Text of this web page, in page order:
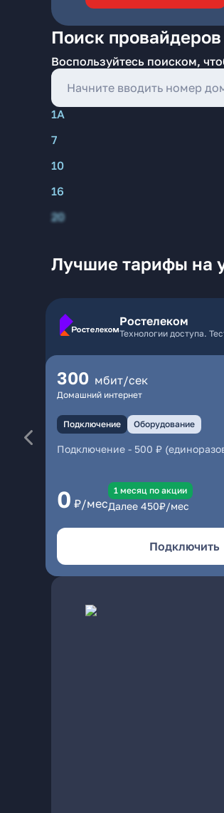
Поиск провайдеров
Воспользуйтесь поиском,
1А
7
10
16
20
Лучшие тарифы на
Ростелеком
Технологии доступа.
300 мбит/сек
Домашний интернет
Подключение Оборудование
Подключение - 500 ₽
0 ₽/мес
1 месяц по акции
Далее 450₽/мес
Подключить